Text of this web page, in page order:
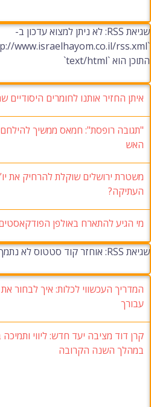
שגיאת RSS: לא ניתן למצוא עדכון ב-
התוכן הוא `text/html`
איתן החזיר אותנו לחומרים היסודיים
"תגובה רופסת": חמאס ממשיך
האש
משטרת ירושלים שוקלת להרחיק את
העתיקה?
מי הגיע להתארח באולפן
שגיאת RSS: אוחזר קוד סטטוס לא נתמך "500"
המדריך העכשווי לכלות: איך לבחור
עבורך
במהלך השנה הקרובה